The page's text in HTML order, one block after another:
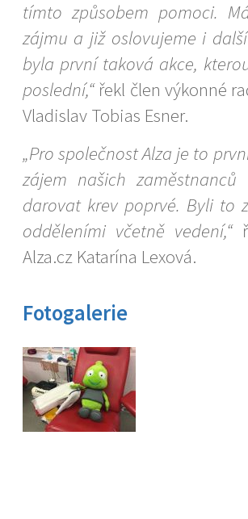
tímto způsobem pomoci.
zájmu a již oslovujeme i
byla první taková akce,
poslední,“řekl člen výkonné
Vladislav Tobias Esner.
„Pro společnost Alza je to
zájem našich
darovat krev poprvé. Byli to
odděleními včetně vedení,“
Alza.cz Katarína Lexová.
Fotogalerie